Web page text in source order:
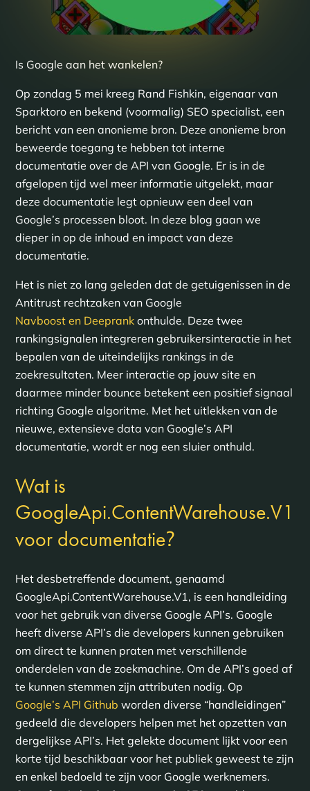
Is Google aan het wankelen?
Op zondag 5 mei kreeg Rand Fishkin, eigenaar van
Sparktoro en bekend (voormalig) SEO specialist, een
bericht van een anonieme bron. Deze anonieme bron
beweerde toegang te hebben tot interne
documentatie over de API van Google. Er is in de
afgelopen tijd wel meer informatie uitgelekt, maar
deze documentatie legt opnieuw een deel van
Google’s processen bloot. In deze blog gaan we
dieper in op de inhoud en impact van deze
documentatie.
Het is niet zo lang geleden dat de getuigenissen in de
Antitrust rechtzaken van Google
Navboost en Deeprankonthulde. Deze twee
rankingsignalen integreren gebruikersinteractie in het
bepalen van de uiteindelijks rankings in de
zoekresultaten. Meer interactie op jouw site en
daarmee minder bounce betekent een positief signaal
richting Google algoritme. Met het uitlekken van de
nieuwe, extensieve data van Google’s API
documentatie, wordt er nog een sluier onthuld.
Wat is
GoogleApi.ContentWarehouse.V1
voor documentatie?
Het desbetreffende document, genaamd
GoogleApi.ContentWarehouse.V1, is een handleiding
voor het gebruik van diverse Google API’s. Google
heeft diverse API’s die developers kunnen gebruiken
om direct te kunnen praten met verschillende
onderdelen van de zoekmachine. Om de API’s goed af
te kunnen stemmen zijn attributen nodig. Op
Google’s API Github worden diverse “handleidingen”
gedeeld die developers helpen met het opzetten van
dergelijkse API’s. Het gelekte document lijkt voor een
korte tijd beschikbaar voor het publiek geweest te zijn
en enkel bedoeld te zijn voor Google werknemers.